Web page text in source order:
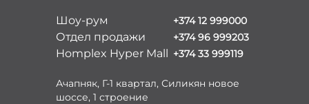
Шоу-рум +374 12 999000
Отдел продажи +374 96 999203
Homplex Hyper Mall +374 33 999119
Ачапняк, Г-1 квартал, Силикян новое
шоссе, 1 строение